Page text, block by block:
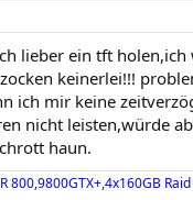
lieber ein tft holen,ich
keinerlei!!!
ich mir keine
nicht leisten,würde
haun.
800,9800GTX+,4x160GB Raid